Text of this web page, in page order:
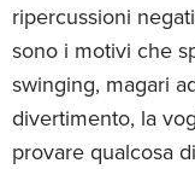
ripercussioni
sono i motivi che
swinging, magari
divertimento, la
provare qualcosa